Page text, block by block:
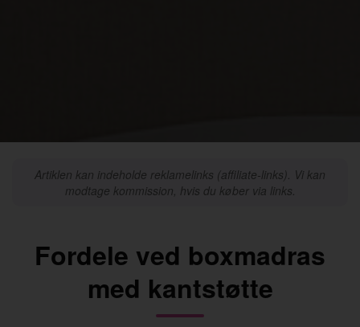
Artiklen kan indeholde reklamelinks (affiliate-links). Vi kan
modtage kommission, hvis du køber via links.
Fordele ved boxmadras
med kantstøtte